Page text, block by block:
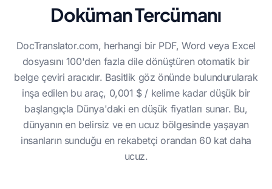
Doküman Tercümanı
DocTranslator.com, herhangi bir PDF, Word veya Excel
dosyasını 100'den fazla dile dönüştüren otomatik bir
belge çeviri aracıdır. Basitlik göz önünde bulundurularak
inşa edilen bu araç, 0,001 $ / kelime kadar düşük bir
başlangıçla Dünya'daki en düşük fiyatları sunar. Bu,
dünyanın en belirsiz ve en ucuz bölgesinde yaşayan
insanların sunduğu en rekabetçi orandan 60 kat daha
ucuz.